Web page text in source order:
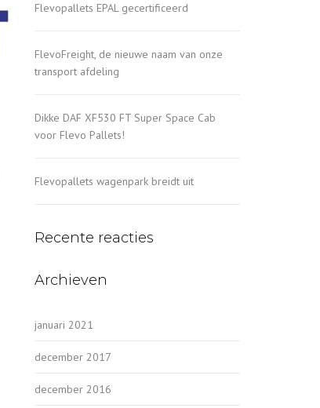
Flevopallets EPAL gecertificeerd
FlevoFreight, de nieuwe naam van onze
transport afdeling
Dikke DAF XF530 FT Super Space Cab
voor Flevo Pallets!
Flevopallets wagenpark breidt uit
Recente reacties
Archieven
januari 2021
december 2017
december 2016